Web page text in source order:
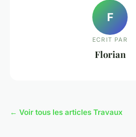
F
ECRIT PAR
Florian
← Voir tous les articles Travaux